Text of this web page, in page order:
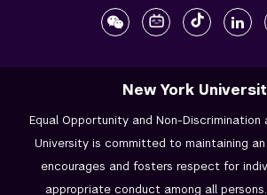
New York
Equal Opportunity and Non-Discrimination
University is committed to maintaining
encourages and fosters respect for
appropriate conduct among all